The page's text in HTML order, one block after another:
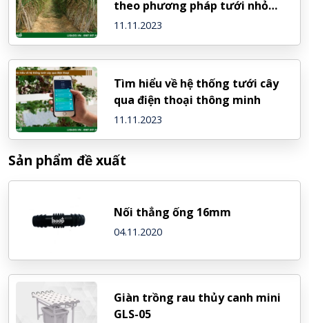
theo phương pháp tưới nhỏ
giọt
11.11.2023
Tìm hiểu về hệ thống tưới cây
qua điện thoại thông minh
11.11.2023
Sản phẩm đề xuất
Nối thẳng ống 16mm
04.11.2020
Giàn trồng rau thủy canh mini
GLS-05